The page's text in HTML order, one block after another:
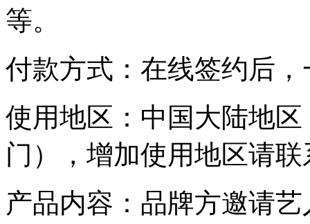
等。
付款方式：在线签约后
使用地区：中国大陆地
门），增加使用地区请
产品内容：品牌方邀请